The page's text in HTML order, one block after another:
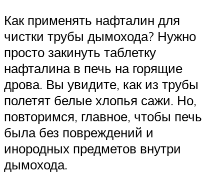
Как применять нафталин для
чистки трубы дымохода? Нужно
просто закинуть таблетку
нафталина в печь на горящие
дрова. Вы увидите, как из трубы
полетят белые хлопья сажи. Но,
повторимся, главное, чтобы печь
была без повреждений и
инородных предметов внутри
дымохода.